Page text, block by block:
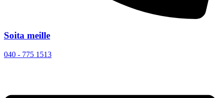
Soita meille
040 - 775 1513